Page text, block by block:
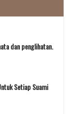
dan penglihatan.
Setiap Suami